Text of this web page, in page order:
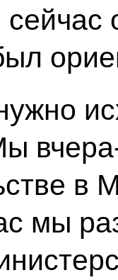
в
мы